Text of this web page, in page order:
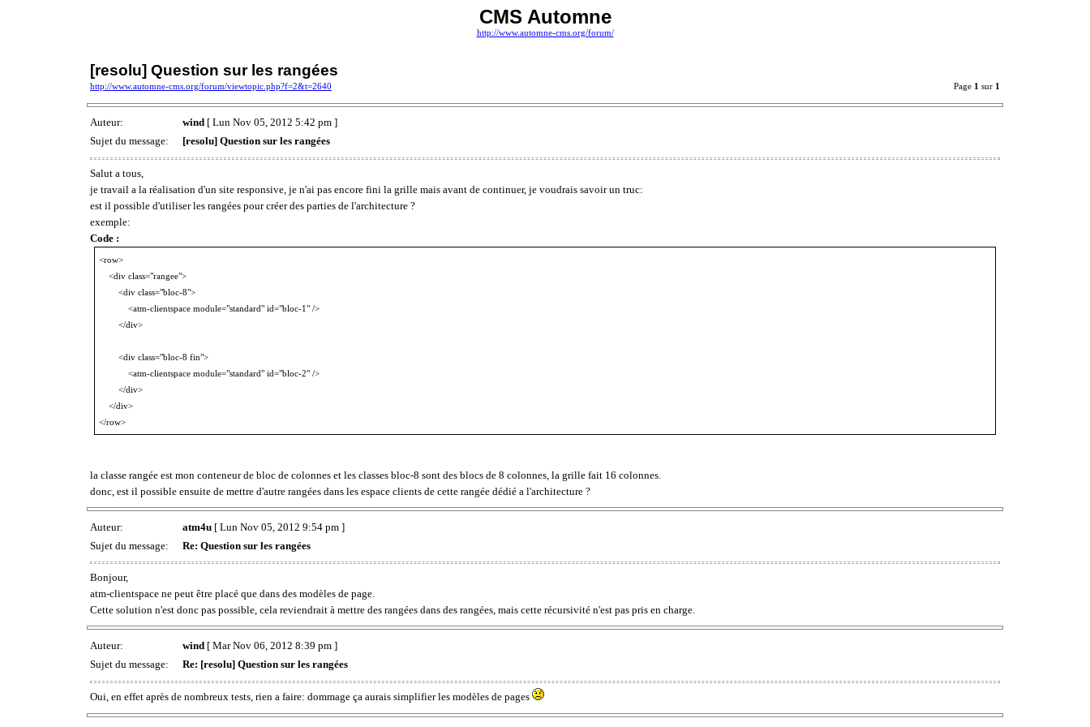
CMS Automne
http://www.automne-cms.org/forum/
[resolu] Question sur les rangées
http://www.automne-cms.org/forum/viewtopic.php?f=2&t=2640 Page 1 sur 1
Auteur: wind [ Lun Nov 05, 2012 5:42 pm ]
Sujet du message:
[resolu] Question sur les rangées
Salut a tous,
je travail a la réalisation d'un site responsive, je n'ai pas encore fini la grille mais avant de continuer, je voudrais savoir un truc:
est il possible d'utiliser les rangées pour créer des parties de l'architecture ?
exemple:
Code :
<row>
<div class="rangee">
<div class="bloc-8">
<atm-clientspace module="standard" id="bloc-1" />
</div>
<div class="bloc-8 fin">
<atm-clientspace module="standard" id="bloc-2" />
</div>
</div>
</row>
la classe rangée est mon conteneur de bloc de colonnes et les classes bloc-8 sont des blocs de 8 colonnes, la grille fait 16 colonnes.
donc, est il possible ensuite de mettre d'autre rangées dans les espace clients de cette rangée dédié a l'architecture ?
Auteur: atm4u [ Lun Nov 05, 2012 9:54 pm ]
Sujet du message:
Re: Question sur les rangées
Bonjour,
atm-clientspace ne peut être placé que dans des modèles de page.
Cette solution n'est donc pas possible, cela reviendrait à mettre des rangées dans des rangées, mais cette récursivité n'est pas pris en charge.
Auteur: wind [ Mar Nov 06, 2012 8:39 pm ]
Sujet du message:
Re: [resolu] Question sur les rangées
Oui, en effet après de nombreux tests, rien a faire: dommage ça aurais simplifier les modèles de pages